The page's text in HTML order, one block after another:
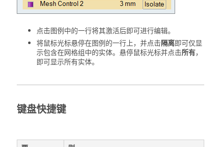
点击图例中的一行将其激活后即可进行编辑。
将鼠标光标悬停在图例的一行上，并点击隔离即可仅显
示包含在网格组中的实体。悬停鼠标光标并点击所有，
即可显示所有实体。
键盘快捷键